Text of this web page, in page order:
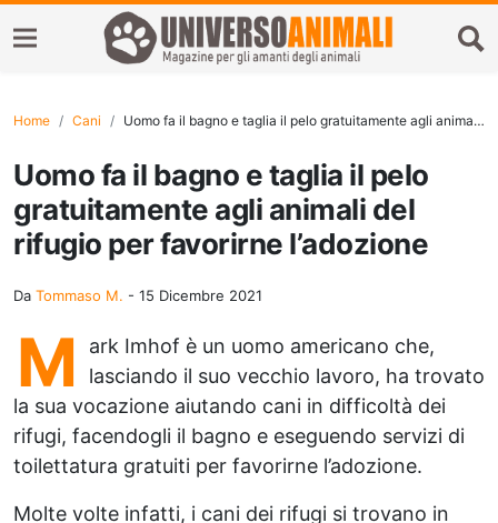
Home Cani Uomo fa il bagno e taglia il pelo gratuitamente agli animali del rifugio per favorirne l’adozione
Uomo fa il bagno e taglia il pelo
gratuitamente agli animali del
rifugio per favorirne l’adozione
Da Tommaso M. - 15 Dicembre 2021
M
ark Imhof è un uomo americano che,
lasciando il suo vecchio lavoro, ha trovato
la sua vocazione aiutando cani in difficoltà dei
rifugi, facendogli il bagno e eseguendo servizi di
toilettatura gratuiti per favorirne l’adozione.
Molte volte infatti, i cani dei rifugi si trovano in